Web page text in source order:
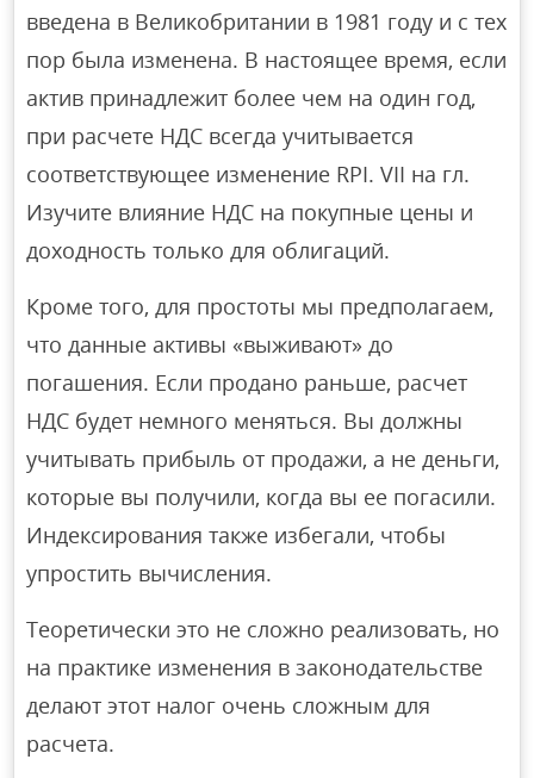
введена в Великобритании в 1981 году и с тех
пор была изменена. В настоящее время, если
актив принадлежит более чем на один год,
при расчете НДС всегда учитывается
соответствующее изменение RPI. VII на гл.
Изучите влияние НДС на покупные цены и
доходность только для облигаций.
Кроме того, для простоты мы предполагаем,
что данные активы «выживают» до
погашения. Если продано раньше, расчет
НДС будет немного меняться. Вы должны
учитывать прибыль от продажи, а не деньги,
которые вы получили, когда вы ее погасили.
Индексирования также избегали, чтобы
упростить вычисления.
Теоретически это не сложно реализовать, но
на практике изменения в законодательстве
делают этот налог очень сложным для
расчета.